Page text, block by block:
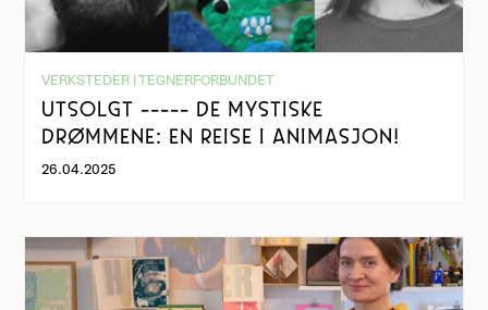
VERKSTEDER I TEGNERFORBUNDET
UTSOLGT ----- DE MYSTISKE
DRØMMENE: EN REISE I ANIMASJON!
26.04.2025